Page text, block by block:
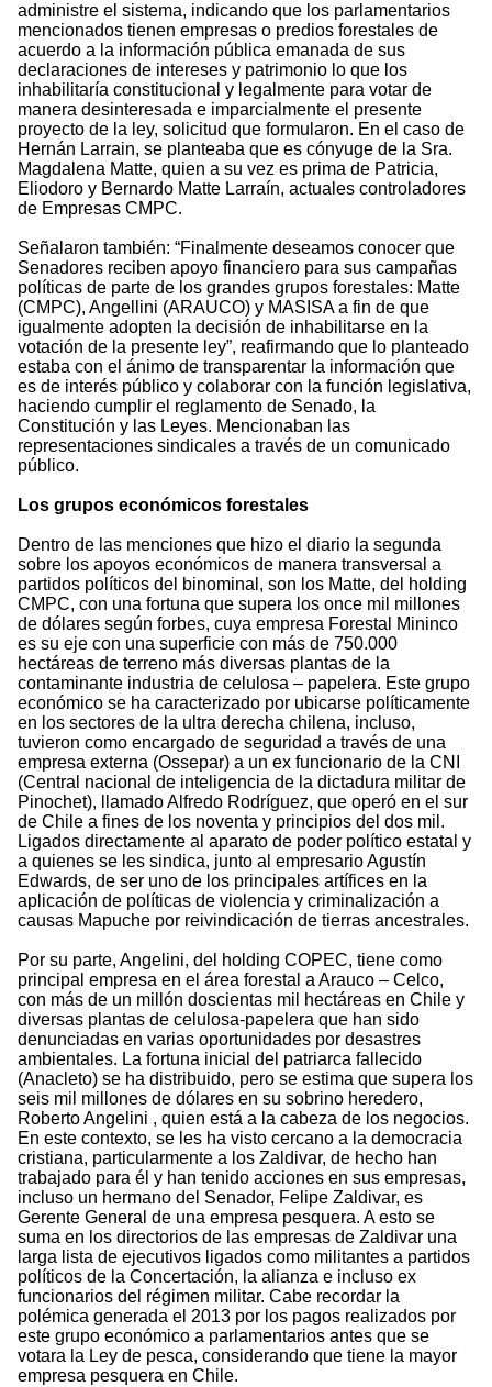
administre el sistema, indicando que los parlamentarios
mencionados tienen empresas o predios forestales de
acuerdo a la información pública emanada de sus
declaraciones de intereses y patrimonio lo que los
inhabilitaría constitucional y legalmente para votar de
manera desinteresada e imparcialmente el presente
proyecto de la ley, solicitud que formularon. En el caso de
Hernán Larrain, se planteaba que es cónyuge de la Sra.
Magdalena Matte, quien a su vez es prima de Patricia,
Eliodoro y Bernardo Matte Larraín, actuales controladores
de Empresas CMPC.
Señalaron también: “Finalmente deseamos conocer que
Senadores reciben apoyo financiero para sus campañas
políticas de parte de los grandes grupos forestales: Matte
(CMPC), Angellini (ARAUCO) y MASISA a fin de que
igualmente adopten la decisión de inhabilitarse en la
votación de la presente ley”, reafirmando que lo planteado
estaba con el ánimo de transparentar la información que
es de interés público y colaborar con la función legislativa,
haciendo cumplir el reglamento de Senado, la
Constitución y las Leyes. Mencionaban las
representaciones sindicales a través de un comunicado
público.
Los grupos económicos forestales
Dentro de las menciones que hizo el diario la segunda
sobre los apoyos económicos de manera transversal a
partidos políticos del binominal, son los Matte, del holding
CMPC, con una fortuna que supera los once mil millones
de dólares según forbes, cuya empresa Forestal Mininco
es su eje con una superficie con más de 750.000
hectáreas de terreno más diversas plantas de la
contaminante industria de celulosa – papelera. Este grupo
económico se ha caracterizado por ubicarse políticamente
en los sectores de la ultra derecha chilena, incluso,
tuvieron como encargado de seguridad a través de una
empresa externa (Ossepar) a un ex funcionario de la CNI
(Central nacional de inteligencia de la dictadura militar de
Pinochet), llamado Alfredo Rodríguez, que operó en el sur
de Chile a fines de los noventa y principios del dos mil.
Ligados directamente al aparato de poder político estatal y
a quienes se les sindica, junto al empresario Agustín
Edwards, de ser uno de los principales artífices en la
aplicación de políticas de violencia y criminalización a
causas Mapuche por reivindicación de tierras ancestrales.
Por su parte, Angelini, del holding COPEC, tiene como
principal empresa en el área forestal a Arauco – Celco,
con más de un millón doscientas mil hectáreas en Chile y
diversas plantas de celulosa-papelera que han sido
denunciadas en varias oportunidades por desastres
ambientales. La fortuna inicial del patriarca fallecido
(Anacleto) se ha distribuido, pero se estima que supera los
seis mil millones de dólares en su sobrino heredero,
Roberto Angelini , quien está a la cabeza de los negocios.
En este contexto, se les ha visto cercano a la democracia
cristiana, particularmente a los Zaldivar, de hecho han
trabajado para él y han tenido acciones en sus empresas,
incluso un hermano del Senador, Felipe Zaldivar, es
Gerente General de una empresa pesquera. A esto se
suma en los directorios de las empresas de Zaldivar una
larga lista de ejecutivos ligados como militantes a partidos
políticos de la Concertación, la alianza e incluso ex
funcionarios del régimen militar. Cabe recordar la
polémica generada el 2013 por los pagos realizados por
este grupo económico a parlamentarios antes que se
votara la Ley de pesca, considerando que tiene la mayor
empresa pesquera en Chile.